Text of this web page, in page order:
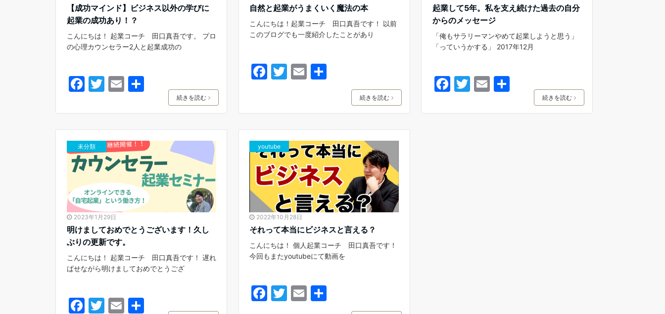
【成功マインド】ビジネス以外の学びに
起業の成功あり！？
こんにちは！ 起業コーチ 田口真吾です。 プロ
の心理カウンセラー2人と起業成功の
F
c
e
b
o
o
k
T
itt
er
E
ai
l
共
続きを読む
自然と起業がうまくいく魔法の本
こんにちは！起業コーチ 田口真吾です！ 以前
このブログでも一度紹介したことがあり
F
e
b
o
o
k
T
er
E
l
続きを読む
起業して5年。私を支え続けた過去の自分
からのメッセージ
「俺もサラリーマンやめて起業しようと思う」
「っていうかする」 2017年12月
F
c
T
itt
E
ai
共
続きを読む
未分類
2023年1月29日
明けましておめでとうございます！久し
ぶりの更新です。
こんにちは！ 起業コーチ 田口真吾です！ 遅れ
ばせながら明けましておめでとうござ
F T E 共
youtube
2022年10月28日
それって本当にビジネスと言える？
こんにちは！ 個人起業コーチ 田口真吾です！
今回もまたyoutubeにて動画を
F
T
E